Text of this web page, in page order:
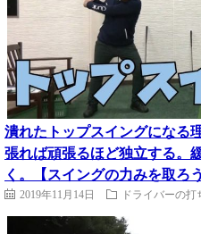
潰れたトップスイングになる
張れば頑張るほど独立する。
く。【スイングの力みを取ろ
2019年11月14日 ドライバーの打